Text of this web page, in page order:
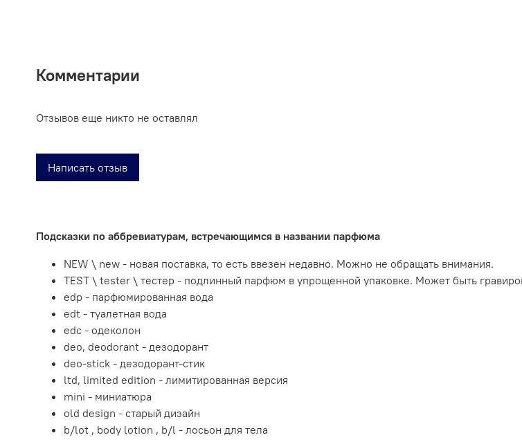
Комментарии
Отзывов еще никто не оставлял
Написать отзыв
Подсказки по аббревиатурам, встречающимся в названии парфюма
NEW \ new - новая поставка, то есть ввезен недавно. Можно не обращать внимания.
TEST \ tester \ тестер - подлинный парфюм в упрощенной упаковке. Может быть
edp - парфюмированная вода
edt - туалетная вода
edc - одеколон
deo, deodorant - дезодорант
deo-stick - дезодорант-стик
ltd, limited edition - лимитированная версия
mini - миниатюра
old design - старый дизайн
b/lot , body lotion , b/l - лосьон для тела